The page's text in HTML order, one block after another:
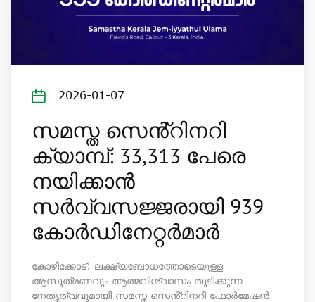
2026-01-07
സമസ്ത സെൻ്റിനറി
ക്യാമ്പ്: 33,313 പേരെ
നയിക്കാൻ
സർവ്വസജ്ജരായി 939
കോർഡിനേറ്റർമാർ
കോഴിക്കോട്: ലക്ഷ്യബോധത്തോടെയുള്ള
ആസൂത്രണവും ആത്മവിശ്വാസം തുടിക്കുന്ന
നേതൃത്വവുമായി സമസ്ത സെൻ്റിനറി ഫോർമേഷൻ